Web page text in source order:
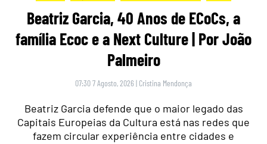
Beatriz Garcia, 40 Anos de ECoCs, a
família Ecoc e a Next Culture | Por João
Palmeiro
07:30 7 Agosto, 2026 | Cristina Mendonça
Beatriz Garcia defende que o maior legado das
Capitais Europeias da Cultura está nas redes que
fazem circular experiência entre cidades e